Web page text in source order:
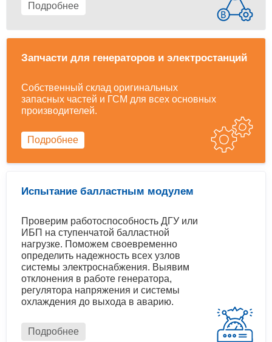
Подробнее
Запчасти для генераторов и электростанций
Собственный склад оригинальных
запасных частей и ГСМ для всех основных
производителей.
Подробнее
Испытание балластным модулем
Проверим работоспособность ДГУ или
ИБП на ступенчатой балластной
нагрузке. Поможем своевременно
определить надежность всех узлов
системы электроснабжения. Выявим
отклонения в работе генератора,
регулятора напряжения и системы
охлаждения до выхода в аварию.
Подробнее